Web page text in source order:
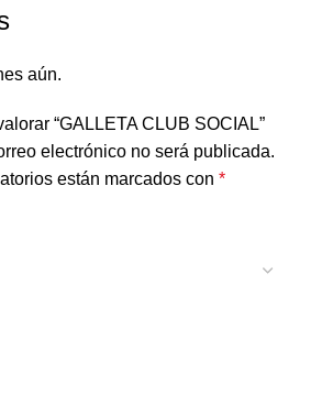
aún.
“GALLETA CLUB SOCIAL”
electrónico no será publicada.
están marcados con *